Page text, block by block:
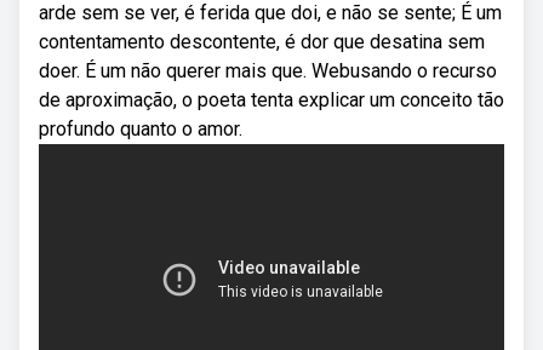
arde sem se ver, é ferida que doi, e não se sente; É um
contentamento descontente, é dor que desatina sem
doer. É um não querer mais que. Webusando o recurso
de aproximação, o poeta tenta explicar um conceito tão
profundo quanto o amor.